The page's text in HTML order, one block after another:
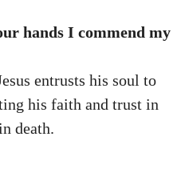
hands I commend my
entrusts his soul to
his faith and trust in
death.